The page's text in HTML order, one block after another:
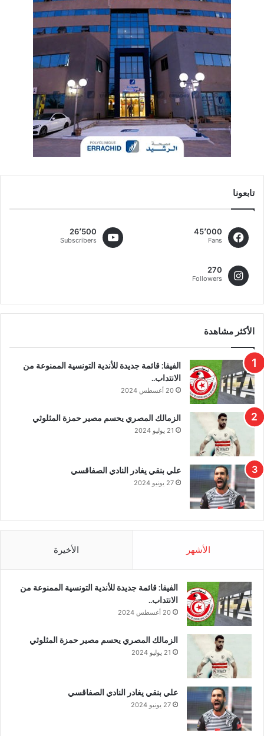
تابعونا
45٬000
Fans
26٬500
Subscribers
270
Followers
الأكثر مشاهدة
الفيفا: قائمة جديدة للأندية التونسية الممنوعة من
الانتداب..
20 أغسطس 2024
الزمالك المصري يحسم مصير حمزة المثلوثي
21 يوليو 2024
علي بنقي يغادر النادي الصفاقسي
27 يونيو 2024
الأشهر الأخيرة
الفيفا: قائمة جديدة للأندية التونسية الممنوعة من
الانتداب..
20 أغسطس 2024
الزمالك المصري يحسم مصير حمزة المثلوثي
21 يوليو 2024
علي بنقي يغادر النادي الصفاقسي
27 يونيو 2024